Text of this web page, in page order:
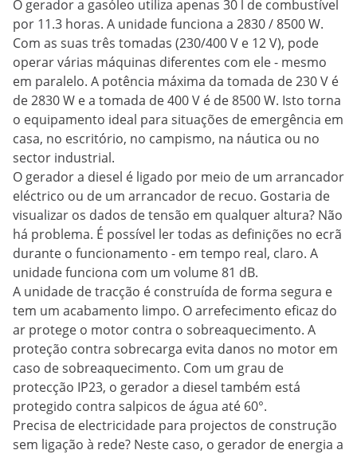
O gerador a gasóleo utiliza apenas 30 l de combustível
por 11.3 horas. A unidade funciona a 2830 / 8500 W.
Com as suas três tomadas (230/400 V e 12 V), pode
operar várias máquinas diferentes com ele - mesmo
em paralelo. A potência máxima da tomada de 230 V é
de 2830 W e a tomada de 400 V é de 8500 W. Isto torna
o equipamento ideal para situações de emergência em
casa, no escritório, no campismo, na náutica ou no
sector industrial.
O gerador a diesel é ligado por meio de um arrancador
eléctrico ou de um arrancador de recuo. Gostaria de
visualizar os dados de tensão em qualquer altura? Não
há problema. É possível ler todas as definições no ecrã
durante o funcionamento - em tempo real, claro. A
unidade funciona com um volume 81 dB.
A unidade de tracção é construída de forma segura e
tem um acabamento limpo. O arrefecimento eficaz do
ar protege o motor contra o sobreaquecimento. A
proteção contra sobrecarga evita danos no motor em
caso de sobreaquecimento. Com um grau de
protecção IP23, o gerador a diesel também está
protegido contra salpicos de água até 60°.
Precisa de electricidade para projectos de construção
sem ligação à rede? Neste caso, o gerador de energia a